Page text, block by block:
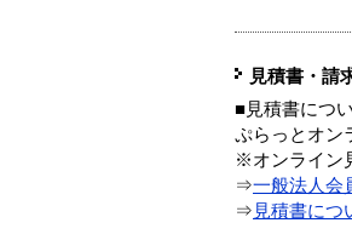
見積書・請
■見積書につ
ぷらっとオン
※オンライン
⇒一般法人会
⇒ 見積書につ